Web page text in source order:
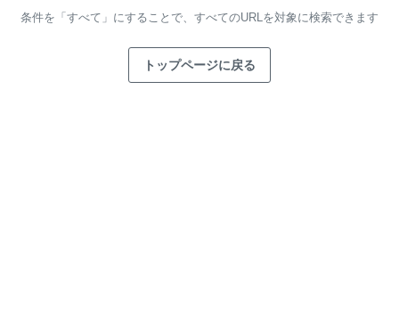
条件を「すべて」にすることで、 すべてのURLを対象に検索できます
トップページに戻る